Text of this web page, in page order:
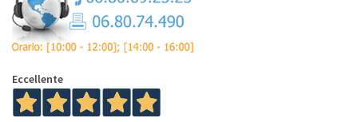
Eccellente